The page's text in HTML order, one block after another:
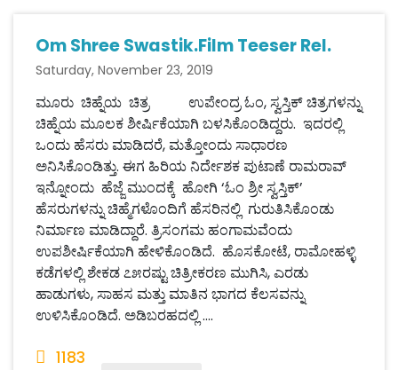
Om Shree Swastik.Film Teeser Rel.
Saturday, November 23, 2019
ಮೂರು ಚಿಹ್ನೆಯ ಚಿತ್ರ ಉಪೇಂದ್ರ ಓಂ, ಸ್ವಸ್ತಿಕ್ ಚಿತ್ರಗಳನ್ನು
ಚಿಹ್ನೆಯ ಮೂಲಕ ಶೀರ್ಷಿಕೆಯಾಗಿ ಬಳಸಿಕೊಂಡಿದ್ದರು. ಇದರಲ್ಲಿ
ಒಂದು ಹೆಸರು ಮಾಡಿದರೆ, ಮತ್ತೋಂದು ಸಾಧಾರಣ
ಅನಿಸಿಕೊಂಡಿತ್ತು. ಈಗ ಹಿರಿಯ ನಿರ್ದೇಶಕ ಪುಟಾಣೆ ರಾಮರಾವ್
ಇನ್ನೋಂದು ಹೆಜ್ಜೆ ಮುಂದಕ್ಕೆ ಹೋಗಿ ‘ಓಂ ಶ್ರೀ ಸ್ವಸ್ತಿಕ್’
ಹೆಸರುಗಳನ್ನು ಚಿಹ್ಮೆಗಳೊಂದಿಗೆ ಹೆಸರಿನಲ್ಲಿ ಗುರುತಿಸಿಕೊಂಡು
ನಿರ್ಮಾಣ ಮಾಡಿದ್ದಾರೆ. ತ್ರಿಸಂಗಮ ಹಂಗಾಮವೆಂದು
ಉಪಶೀರ್ಷಿಕೆಯಾಗಿ ಹೇಳಿಕೊಂಡಿದೆ. ಹೊಸಕೋಟೆ, ರಾಮೋಹಳ್ಳಿ
ಕಡೆಗಳಲ್ಲಿ ಶೇಕಡ ೭೫ರಷ್ಟು ಚಿತ್ರೀಕರಣ ಮುಗಿಸಿ, ಎರಡು
ಹಾಡುಗಳು, ಸಾಹಸ ಮತ್ತು ಮಾತಿನ ಭಾಗದ ಕೆಲಸವನ್ನು
ಉಳಿಸಿಕೊಂಡಿದೆ. ಅಡಿಬರಹದಲ್ಲಿ ....
1183